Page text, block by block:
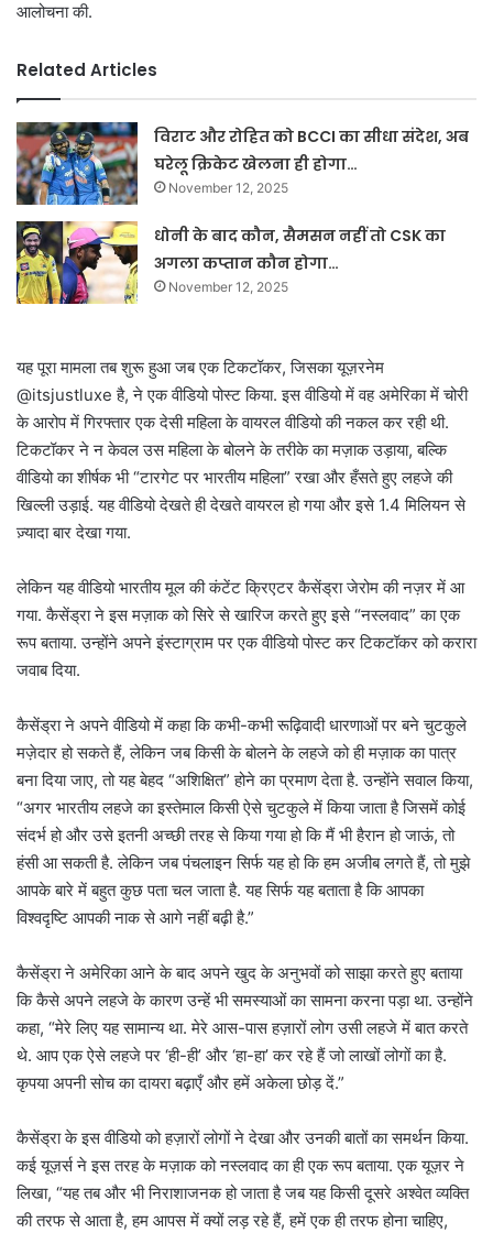
आलोचना की.
Related Articles
विराट और रोहित को BCCI का सीधा संदेश, अब
घरेलू क्रिकेट खेलना ही होगा…
November 12, 2025
धोनी के बाद कौन, सैमसन नहीं तो CSK का
अगला कप्तान कौन होगा…
November 12, 2025
यह पूरा मामला तब शुरू हुआ जब एक टिकटॉकर, जिसका यूज़रनेम
@itsjustluxe है, ने एक वीडियो पोस्ट किया. इस वीडियो में वह अमेरिका में चोरी
के आरोप में गिरफ्तार एक देसी महिला के वायरल वीडियो की नकल कर रही थी.
टिकटॉकर ने न केवल उस महिला के बोलने के तरीके का मज़ाक उड़ाया, बल्कि
वीडियो का शीर्षक भी “टारगेट पर भारतीय महिला” रखा और हँसते हुए लहजे की
खिल्ली उड़ाई. यह वीडियो देखते ही देखते वायरल हो गया और इसे 1.4 मिलियन से
ज़्यादा बार देखा गया.
लेकिन यह वीडियो भारतीय मूल की कंटेंट क्रिएटर कैसेंड्रा जेरोम की नज़र में आ
गया. कैसेंड्रा ने इस मज़ाक को सिरे से खारिज करते हुए इसे “नस्लवाद” का एक
रूप बताया. उन्होंने अपने इंस्टाग्राम पर एक वीडियो पोस्ट कर टिकटॉकर को करारा
जवाब दिया.
कैसेंड्रा ने अपने वीडियो में कहा कि कभी-कभी रूढ़िवादी धारणाओं पर बने चुटकुले
मज़ेदार हो सकते हैं, लेकिन जब किसी के बोलने के लहजे को ही मज़ाक का पात्र
बना दिया जाए, तो यह बेहद “अशिक्षित” होने का प्रमाण देता है. उन्होंने सवाल किया,
“अगर भारतीय लहजे का इस्तेमाल किसी ऐसे चुटकुले में किया जाता है जिसमें कोई
संदर्भ हो और उसे इतनी अच्छी तरह से किया गया हो कि मैं भी हैरान हो जाऊं, तो
हंसी आ सकती है. लेकिन जब पंचलाइन सिर्फ यह हो कि हम अजीब लगते हैं, तो मुझे
आपके बारे में बहुत कुछ पता चल जाता है. यह सिर्फ यह बताता है कि आपका
विश्वदृष्टि आपकी नाक से आगे नहीं बढ़ी है.”
कैसेंड्रा ने अमेरिका आने के बाद अपने खुद के अनुभवों को साझा करते हुए बताया
कि कैसे अपने लहजे के कारण उन्हें भी समस्याओं का सामना करना पड़ा था. उन्होंने
कहा, “मेरे लिए यह सामान्य था. मेरे आस-पास हज़ारों लोग उसी लहजे में बात करते
थे. आप एक ऐसे लहजे पर ‘ही-ही’ और ‘हा-हा’ कर रहे हैं जो लाखों लोगों का है.
कृपया अपनी सोच का दायरा बढ़ाएँ और हमें अकेला छोड़ दें.”
कैसेंड्रा के इस वीडियो को हज़ारों लोगों ने देखा और उनकी बातों का समर्थन किया.
कई यूज़र्स ने इस तरह के मज़ाक को नस्लवाद का ही एक रूप बताया. एक यूज़र ने
लिखा, “यह तब और भी निराशाजनक हो जाता है जब यह किसी दूसरे अश्वेत व्यक्ति
की तरफ से आता है, हम आपस में क्यों लड़ रहे हैं, हमें एक ही तरफ होना चाहिए,